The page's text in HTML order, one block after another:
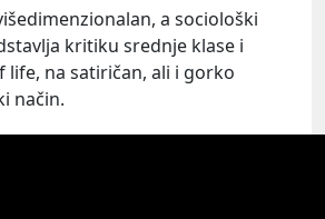
a sociološki
kritiku srednje klase i
life, na satiričan, ali i gorko
način.